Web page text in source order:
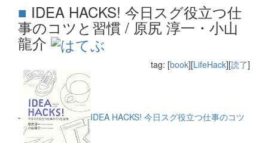
■ IDEA HACKS! 今日スグ役立つ仕
事のコツと習慣 / 原尻 淳一・小山
龍介
tag: [book][LifeHack][読了]
- IDEA HACKS! 今日スグ役立つ仕事のコツ